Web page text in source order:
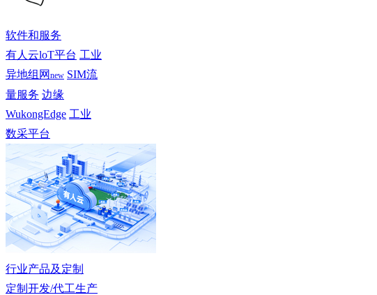
软件和服务
有人云loT平台 工业
异地组网 new SIM流
量服务 边缘
WukongEdge 工业
数采平台
行业产品及定制
定制开发/代工生产